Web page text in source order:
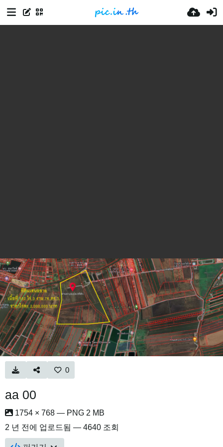
0
aa 00
1754 × 768 — PNG 2 MB
2 년 전 에 업로드됨 — 4640 조회